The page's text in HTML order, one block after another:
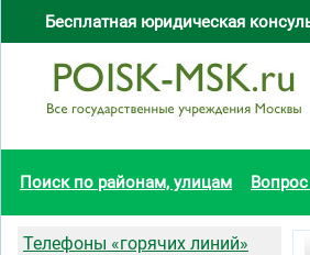
Бесплатная юридическая
Поиск по районам, улицам
Телефоны «горячих линий»